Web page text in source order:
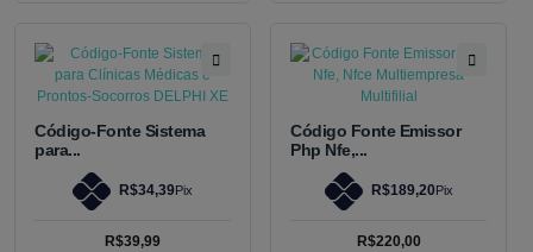
Código-Fonte Sistema
para...
R$34,39Pix
R$39,99
Código Fonte Emissor
Php Nfe,...
R$189,20Pix
R$220,00